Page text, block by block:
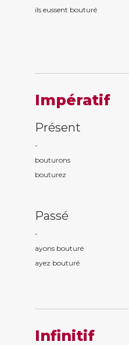
ils eussent bouturé
Impératif
Présent
-
bouturons
bouturez
Passé
-
ayons bouturé
ayez bouturé
Infinitif